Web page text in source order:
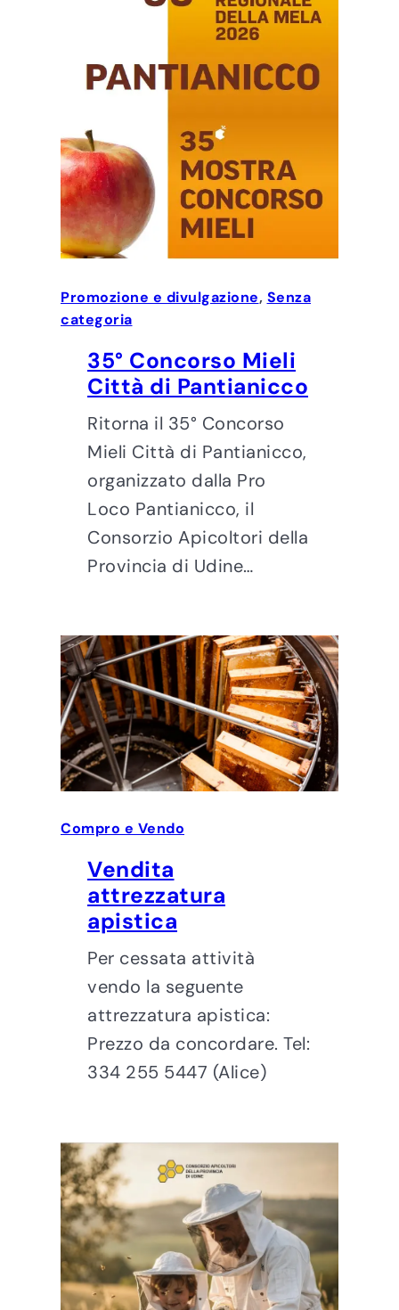
Promozione e divulgazione, Senza
categoria
35° Concorso Mieli
Città di Pantianicco
Ritorna il 35° Concorso
Mieli Città di Pantianicco,
organizzato dalla Pro
Loco Pantianicco, il
Consorzio Apicoltori della
Provincia di Udine…
Compro e Vendo
Vendita
attrezzatura
apistica
Per cessata attività
vendo la seguente
attrezzatura apistica:
Prezzo da concordare. Tel:
334 255 5447 (Alice)